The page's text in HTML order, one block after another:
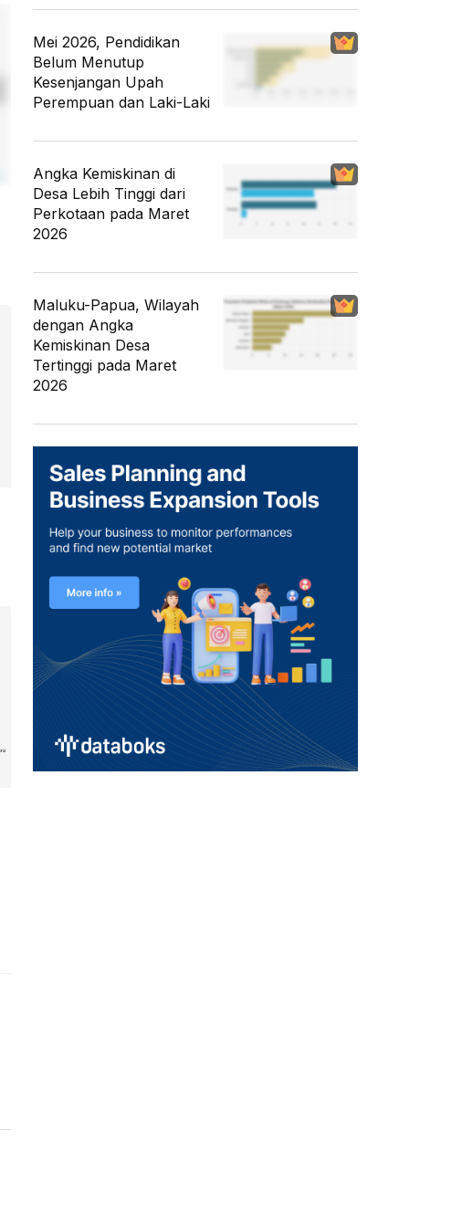
Mei 2026, Pendidikan
Belum Menutup
Kesenjangan Upah
Perempuan dan Laki-Laki
Angka Kemiskinan di
Desa Lebih Tinggi dari
Perkotaan pada Maret
2026
Maluku-Papua, Wilayah
dengan Angka
Kemiskinan Desa
Tertinggi pada Maret
2026